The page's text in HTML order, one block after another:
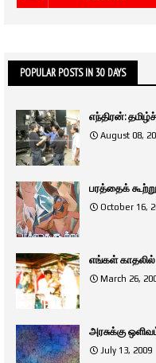
POPULAR POSTS IN 30 DAYS
எந்திரன்:
August 08,
பரத்தைக்
October 16,
எங்கள்
March 26,
அரசுக்கு
July 13, 2009